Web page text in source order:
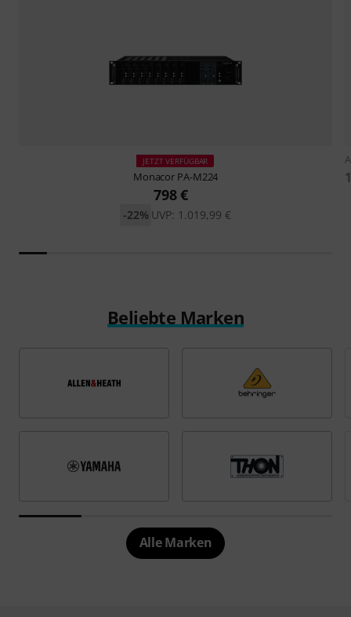
JETZT VERFÜGBAR
Monacor PA-M224
798 €
UVP: 1.019,99 €
-22%
Beliebte Marken
Alle Marken